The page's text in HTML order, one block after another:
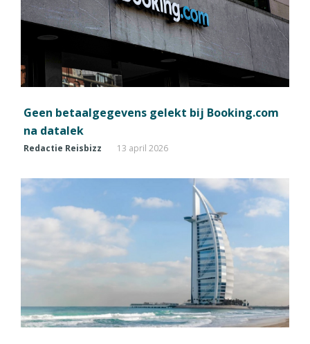
Geen betaalgegevens gelekt bij Booking.com
na datalek
Redactie Reisbizz 13 april 2026